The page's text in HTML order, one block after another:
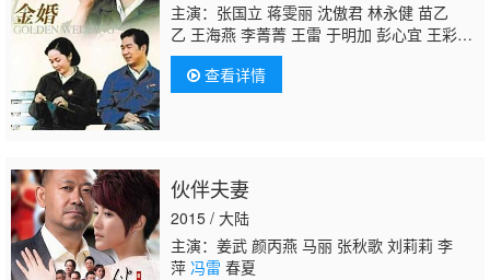
主演：张国立 蒋雯丽 沈傲君 林永健 苗乙
乙 王海燕 李菁菁 王雷 于明加 彭心宜 王彩
平 张晓龙 严敏裘
英 普超英 丁勇岱 赵丽颖 陈星旭
查看详情
伙伴夫妻
2015 / 大陆
主演：姜武 颜丙燕 马丽 张秋歌 刘莉莉 李
萍 冯雷 春夏